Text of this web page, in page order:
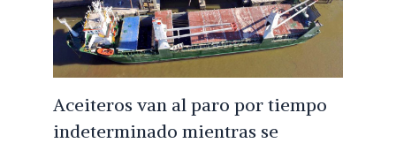
Aceiteros van al paro por tiempo
indeterminado mientras se